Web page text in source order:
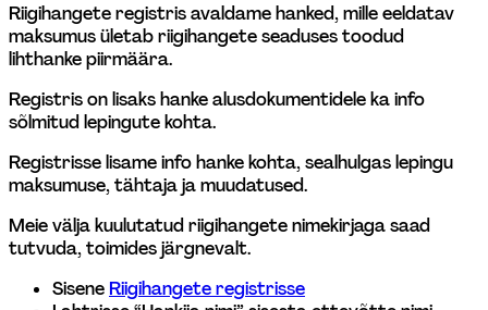
Riigihangete registris avaldame hanked, mille eeldatav
maksumus ületab riigihangete seaduses toodud
lihthanke piirmäära.
Registris on lisaks hanke alusdokumentidele ka info
sõlmitud lepingute kohta.
Registrisse lisame info hanke kohta, sealhulgas lepingu
maksumuse, tähtaja ja muudatused.
Meie välja kuulutatud riigihangete nimekirjaga saad
tutvuda, toimides järgnevalt.
Sisene Riigihangete registrisse